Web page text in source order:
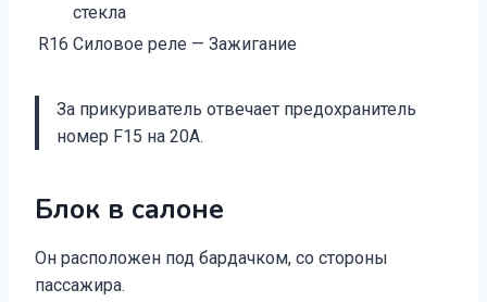
стекла
R16 Силовое реле — Зажигание
За прикуриватель отвечает предохранитель
номер F15 на 20А.
Блок в салоне
Он расположен под бардачком, со стороны
пассажира.